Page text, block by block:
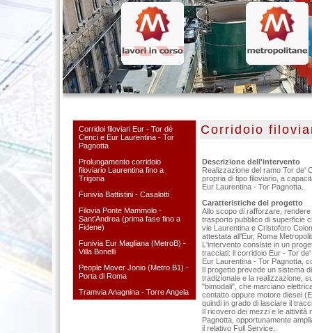
Corridoi filoviari Eur - Tor dè
Cenci e Eur Laurentina - Tor
Pagnotta
Prolungamento corridoio
filoviario Laurentina fino a
Trigoria
Funivia Battistini - Casalotti
Filovia Ponte Mammolo -
Sant'Andrea (prima fase fino a
Fidene)
Funivia Eur Magliana (MetroB) -
Villa Bonelli
People Mover Jonio (Metro B1) -
Porta di Roma
Tramvia Anagnina - Torre Angela
Corridoio
Descrizione dell'intervento
Realizzazione del ramo Tor de'
propria di tipo filoviario, a
Eur Laurentina - Tor Pagnotta.
Caratteristiche del progetto
Allo scopo di rafforzare,
trasporto pubblico di superficie
vie Laurentina e Cristoforo
attestata all'Eur, Roma
L'intervento consiste in un
tracciati: il corridoio Eur - Tor
Eur Laurentina - Tor Pagnotta,
Il progetto prevede un sistema
tradizionale e la realizzazione,
"bimodali", che marciano
contatto oppure motore diesel
quindi in grado di lasciare il
Il ricovero dei mezzi e le attività
Pagnotta, opportunamente
il relativo Full Service.